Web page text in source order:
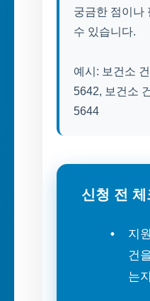
궁금한 점이나
수 있습니다.
예시: 보건소
5642, 보건소
5644
신청 전
지
건
는